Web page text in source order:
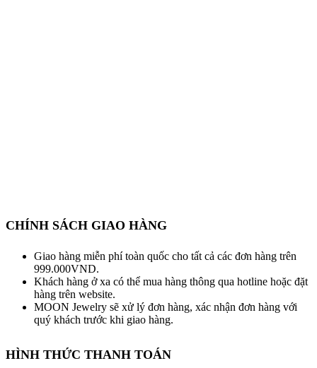
CHÍNH SÁCH GIAO HÀNG
Giao hàng miễn phí toàn quốc cho tất cả các đơn hàng trên
999.000VND.
Khách hàng ở xa có thể mua hàng thông qua hotline hoặc đặt
hàng trên website.
MOON Jewelry sẽ xử lý đơn hàng, xác nhận đơn hàng với
quý khách trước khi giao hàng.
HÌNH THỨC THANH TOÁN